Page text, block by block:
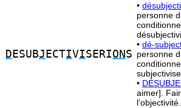
D ESUBJ ECTIVISERION S
•
personne
• dé-
personne
•
aimer].
l’objectivité.